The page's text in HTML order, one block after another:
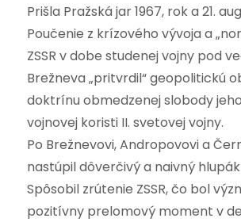
Prišla Pražská jar 1967, rok a 21.
Poučenie z krízového vývoja a
ZSSR v dobe studenej vojny pod
Brežneva „pritvrdil“ geopolitickú
doktrínu obmedzenej slobody
vojnovej koristi II. svetovej vojny.
Po Brežnevovi, Andropovovi a
nastúpil dôverčivý a naivný
Spôsobil zrútenie ZSSR, čo bol
pozitívny prelomový moment v